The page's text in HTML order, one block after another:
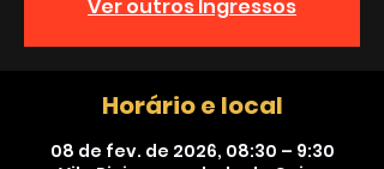
Ver outros Ingressos
Horário e local
08 de fev. de 2026, 08:30 – 9:30